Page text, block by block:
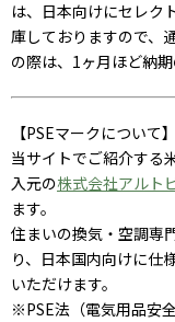
は、日本向けにセレク
庫しておりますので、
の際は、1ヶ月ほど納
【PSEマークについて】
当サイトでご紹介する
入元の株式会社アルト
ます。
住まいの換気・空調専
り、日本国内向けに仕
いただけます。
※PSE法（電気用品安